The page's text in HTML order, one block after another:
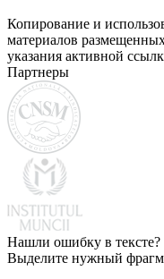
Копирование и
материалов
указания активной
Партнеры
Нашли ошибку в тексте?
Выделите нужный